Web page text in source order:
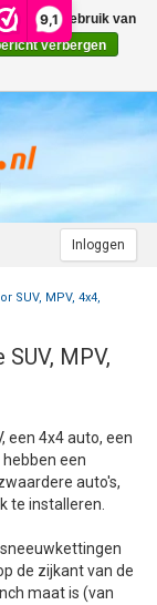
9,1
Inloggen+++
SUV, MPV, 4x4,
MPV,
een 4x4 auto, een
een
auto's,
te installeren.
de zijkant van de
maat is (van
met het gebruik van
verbergen